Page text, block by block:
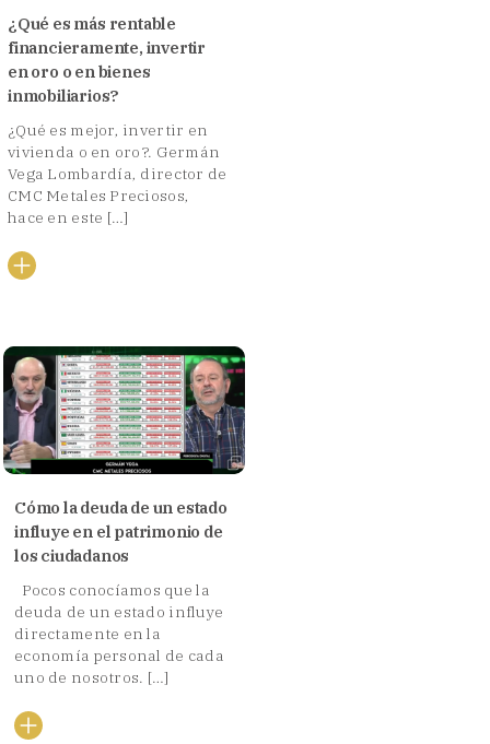
¿Qué es más rentable
financieramente, invertir
en oro o en bienes
inmobiliarios?
¿Qué es mejor, invertir en
vivienda o en oro?. Germán
Vega Lombardía, director de
CMC Metales Preciosos,
hace en este […]
Cómo la deuda de un estado
influye en el patrimonio de
los ciudadanos
Pocos conocíamos que la
deuda de un estado influye
directamente en la
economía personal de cada
uno de nosotros. […]